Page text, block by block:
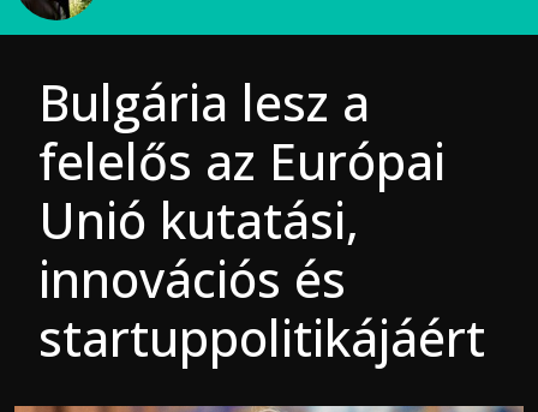
Bulgária lesz a
felelős az Európai
Unió kutatási,
innovációs és
startuppolitikájáért